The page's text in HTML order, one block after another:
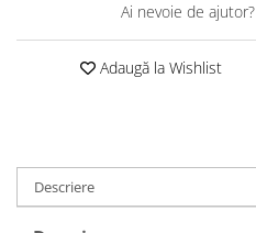
Benzi transportoare
Cupe transport
Nacele
Ai nevoie de ajutor?
Adaugă la Wishlist
Descriere